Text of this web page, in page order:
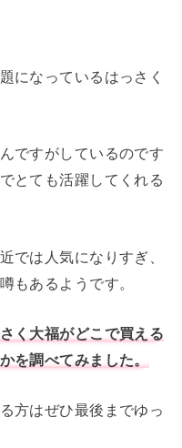
になっているはっさく
ですがしているのです
とても活躍してくれる
では人気になりすぎ、
もあるようです。
く大福がどこで買える
を調べてみました。
方はぜひ最後までゆっ